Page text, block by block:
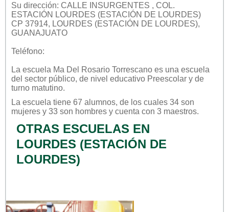
Su dirección: CALLE INSURGENTES , COL.
ESTACIÓN LOURDES (ESTACIÓN DE LOURDES)
CP 37914, LOURDES (ESTACIÓN DE LOURDES),
GUANAJUATO
Teléfono:
La escuela Ma Del Rosario Torrescano es una escuela
del sector público, de nivel educativo Preescolar y de
turno matutino.
La escuela tiene 67 alumnos, de los cuales 34 son
mujeres y 33 son hombres y cuenta con 3 maestros.
OTRAS ESCUELAS EN
LOURDES (ESTACIÓN DE
LOURDES)